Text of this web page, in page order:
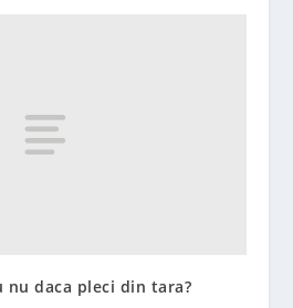
nu daca pleci din tara?